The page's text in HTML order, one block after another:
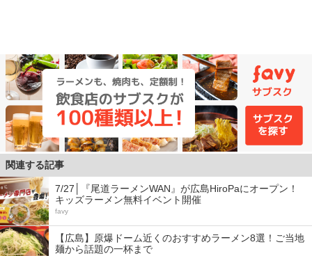
関連する記事
7/27│『尾道ラーメンWAN』が広島HiroPaにオープン！
キッズラーメン無料イベント開催
favy
【広島】原爆ドーム近くのおすすめラーメン8選！ご当地
麺から話題の一杯まで